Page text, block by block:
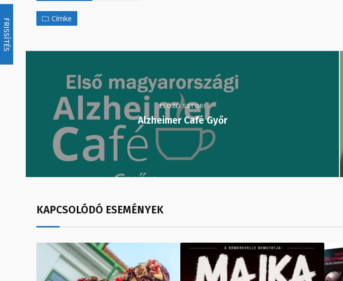
FRISSÍTÉS Címke
ELŐZŐ SZTORI
Alzheimer Café Győr
KAPCSOLÓDÓ ESEMÉNYEK